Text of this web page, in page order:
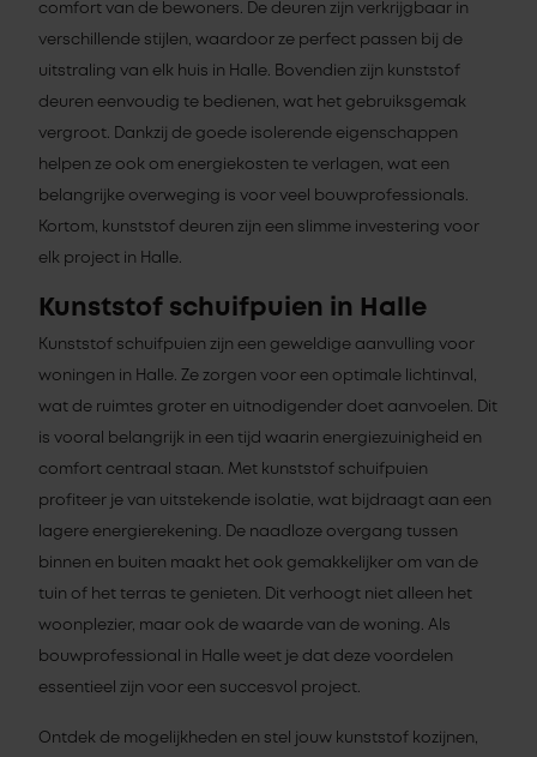
comfort van de bewoners. De deuren zijn verkrijgbaar in
verschillende stijlen, waardoor ze perfect passen bij de
uitstraling van elk huis in Halle. Bovendien zijn kunststof
deuren eenvoudig te bedienen, wat het gebruiksgemak
vergroot. Dankzij de goede isolerende eigenschappen
helpen ze ook om energiekosten te verlagen, wat een
belangrijke overweging is voor veel bouwprofessionals.
Kortom, kunststof deuren zijn een slimme investering voor
elk project in Halle.
Kunststof schuifpuien in Halle
Kunststof schuifpuien zijn een geweldige aanvulling voor
woningen in Halle. Ze zorgen voor een optimale lichtinval,
wat de ruimtes groter en uitnodigender doet aanvoelen. Dit
is vooral belangrijk in een tijd waarin energiezuinigheid en
comfort centraal staan. Met kunststof schuifpuien
profiteer je van uitstekende isolatie, wat bijdraagt aan een
lagere energierekening. De naadloze overgang tussen
binnen en buiten maakt het ook gemakkelijker om van de
tuin of het terras te genieten. Dit verhoogt niet alleen het
woonplezier, maar ook de waarde van de woning. Als
bouwprofessional in Halle weet je dat deze voordelen
essentieel zijn voor een succesvol project.
Ontdek de mogelijkheden en stel jouw kunststof kozijnen,